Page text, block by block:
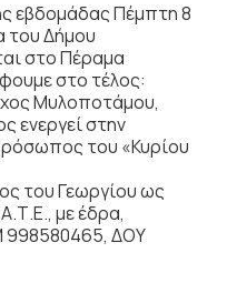
εβδομάδας Πέμπτη 8
του Δήμου
στο Πέραμα
στο τέλος:
Μυλοποτάμου,
ενεργεί στην
του «Κυρίου
του Γεωργίου ως
με έδρα,
998580465, ΔΟΥ